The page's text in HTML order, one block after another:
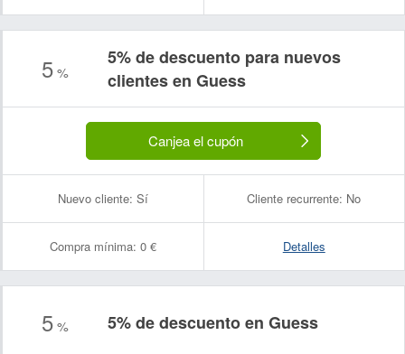
5%
5% de descuento para nuevos
clientes en Guess
Canjea el cupón
Nuevo cliente: Sí Cliente recurrente: No
Compra mínima: 0 € Detalles
5% 5% de descuento en Guess